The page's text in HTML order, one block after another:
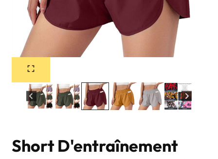
Short D'entraînement